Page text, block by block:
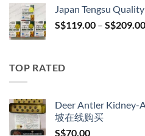
Japan Tengsu
S$119.00 – S$209.00
TOP RATED
Deer Antler Kidney-
坡在线购买
S$70.00